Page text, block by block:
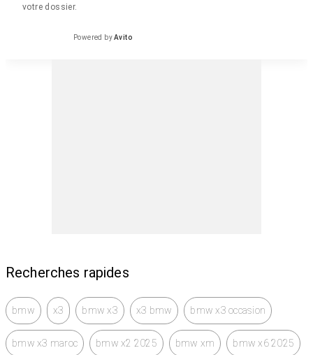
votre dossier.
Powered byAvito
Recherches rapides
bmw x3 bmw x3 x3 bmw bmw x3 occasion
bmw x3 maroc bmw x2 2025 bmw xm bmw x6 2025